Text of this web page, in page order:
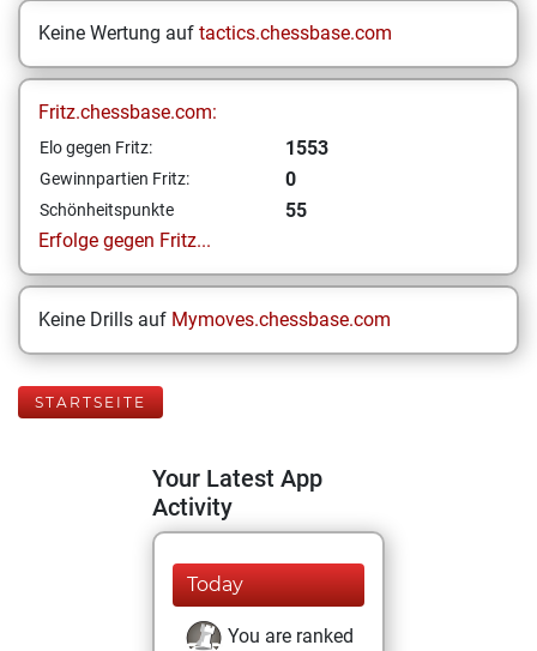
Keine Wertung auf tactics.chessbase.com
Fritz.chessbase.com:
Elo gegen Fritz: 1553
Gewinnpartien Fritz: 0
Schönheitspunkte
55
Erfolge gegen Fritz...
Keine Drills auf Mymoves.chessbase.com
STARTSEITE
Your Latest App
Activity
Today
You are ranked